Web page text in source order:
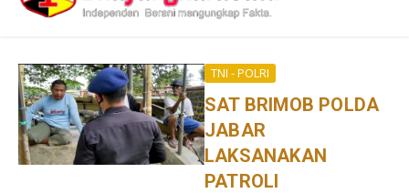
TNI - POLRI
SAT BRIMOB POLDA
JABAR
LAKSANAKAN
PATROLI